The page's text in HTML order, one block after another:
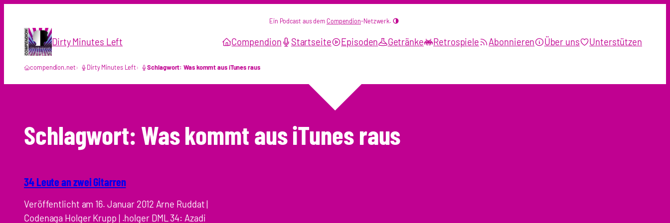
springen
Ein Podcast aus dem Compendion-Netzwerk.
Dirty Minutes Left Compendion Startseite Episoden Getränke Retrospiele Abonnieren Über uns Unterstützen
compendion.net Dirty Minutes Left Schlagwort: Was kommt aus iTunes raus
Schlagwort: Was kommt aus iTunes raus
34 Leute an zwei Gitarren
Veröffentlicht am 16. Januar 2012 Arne Ruddat |
Codenaga Holger Krupp | .holger DML 34: Azadi